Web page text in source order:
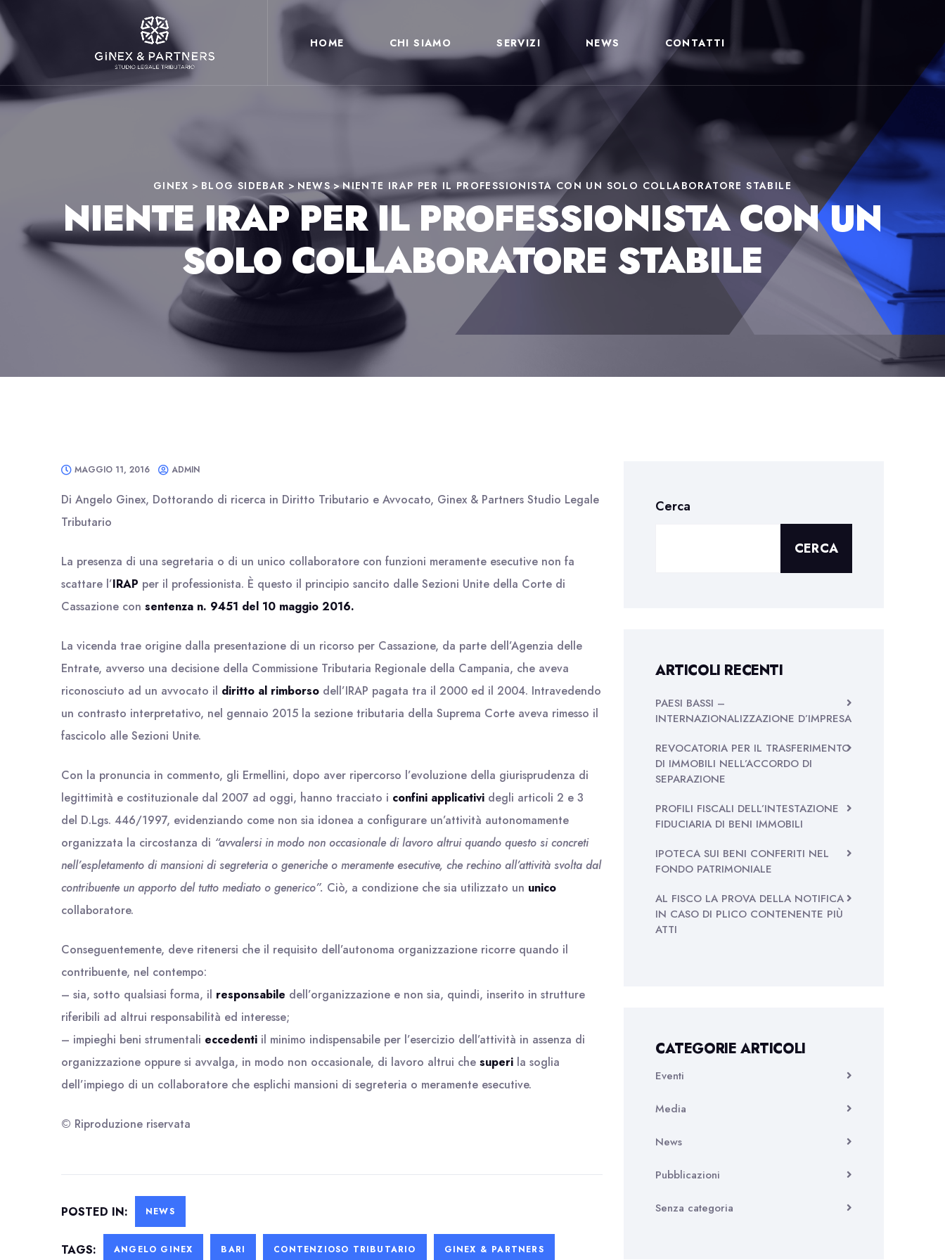
HOME CHI SIAMO SERVIZI NEWS CONTATTI
GINEX > BLOG SIDEBAR > NEWS >NIENTE IRAP PER IL PROFESSIONISTA CON UN SOLO COLLABORATORE STABILE
NIENTE IRAP PER IL PROFESSIONISTA CON UN
SOLO COLLABORATORE STABILE
MAGGIO 11, 2016 ADMIN
Di Angelo Ginex, Dottorando di ricerca in Diritto Tributario e Avvocato, Ginex & Partners Studio Legale
Tributario
La presenza di una segretaria o di un unico collaboratore con funzioni meramente esecutive non fa
scattare l’IRAP per il professionista. È questo il principio sancito dalle Sezioni Unite della Corte di
Cassazione con sentenza n. 9451 del 10 maggio 2016.
La vicenda trae origine dalla presentazione di un ricorso per Cassazione, da parte dell’Agenzia delle
Entrate, avverso una decisione della Commissione Tributaria Regionale della Campania, che aveva
riconosciuto ad un avvocato il diritto al rimborso dell’IRAP pagata tra il 2000 ed il 2004. Intravedendo
un contrasto interpretativo, nel gennaio 2015 la sezione tributaria della Suprema Corte aveva rimesso il
fascicolo alle Sezioni Unite.
Con la pronuncia in commento, gli Ermellini, dopo aver ripercorso l’evoluzione della giurisprudenza di
legittimità e costituzionale dal 2007 ad oggi, hanno tracciato i confini applicativi degli articoli 2 e 3
del D.Lgs. 446/1997, evidenziando come non sia idonea a configurare un’attività autonomamente
organizzata la circostanza di “avvalersi in modo non occasionale di lavoro altrui quando questo si concreti
nell’espletamento di mansioni di segreteria o generiche o meramente esecutive, che rechino all’attività svolta dal
contribuente un apporto del tutto mediato o generico”. Ciò, a condizione che sia utilizzato un unico
collaboratore.
Conseguentemente, deve ritenersi che il requisito dell’autonoma organizzazione ricorre quando il
contribuente, nel contempo:
– sia, sotto qualsiasi forma, il responsabile dell’organizzazione e non sia, quindi, inserito in strutture
riferibili ad altrui responsabilità ed interesse;
– impieghi beni strumentali eccedenti il minimo indispensabile per l’esercizio dell’attività in assenza di
organizzazione oppure si avvalga, in modo non occasionale, di lavoro altrui che superi la soglia
dell’impiego di un collaboratore che esplichi mansioni di segreteria o meramente esecutive.
© Riproduzione riservata
POSTED IN: NEWS
TAGS: ANGELO GINEX BARI CONTENZIOSO TRIBUTARIO GINEX & PARTNERS
Cerca
CERCA
ARTICOLI RECENTI
PAESI BASSI –
INTERNAZIONALIZZAZIONE D’IMPRESA
REVOCATORIA PER IL TRASFERIMENTO
DI IMMOBILI NELL’ACCORDO DI
SEPARAZIONE
PROFILI FISCALI DELL’INTESTAZIONE
FIDUCIARIA DI BENI IMMOBILI
IPOTECA SUI BENI CONFERITI NEL
FONDO PATRIMONIALE
AL FISCO LA PROVA DELLA NOTIFICA
IN CASO DI PLICO CONTENENTE PIÙ
ATTI
CATEGORIE ARTICOLI
Eventi
Media
News
Pubblicazioni
Senza categoria